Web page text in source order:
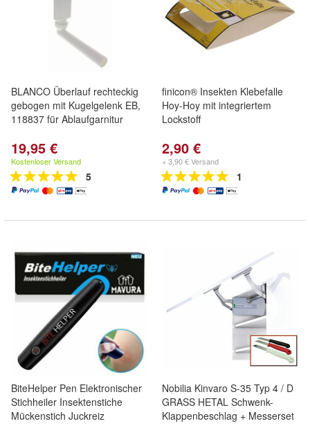
BLANCO Überlauf rechteckig
gebogen mit Kugelgelenk EB,
118837 für Ablaufgarnitur
19,95 €
Kostenloser Versand
5
finicon® Insekten Klebefalle
Hoy-Hoy mit integriertem
Lockstoff
2,90 €
+ 3,90 € Versand
1
BiteHelper Pen Elektronischer
Stichheiler Insektenstiche
Mückenstich Juckreiz
Nobilia Kinvaro S-35 Typ 4 / D
GRASS HETAL Schwenk-
Klappenbeschlag + Messerset